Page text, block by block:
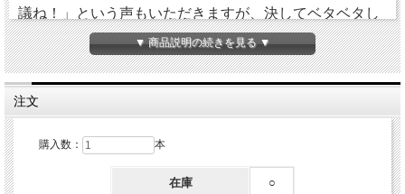
議ね！」という声もいただきますが、決してベタベタし
たくどい甘さではありません。
暑い日にはキンキンの「冷し甘酒」、「ミルク割り」が
オススメです。寒い日にはアツアツに生姜を加えてホッ
と一息。ご家族皆様で楽しめます。
かわいいピンクのラベルはご自宅用はもちろん、贈り物
▼ 商品説明の続きを見る ▼
注文
購入数： 本
在庫 ○